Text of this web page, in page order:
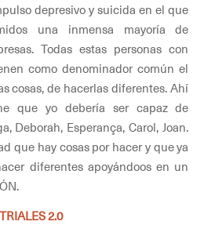
depresivo y suicida en el que
una inmensa mayoría de
Todas estas personas con
como denominador común el
cosas, de hacerlas diferentes. Ahí
que yo debería ser capaz de
Deborah, Esperança, Carol, Joan.
que hay cosas por hacer y que ya
diferentes apoyándoos en un
2.0